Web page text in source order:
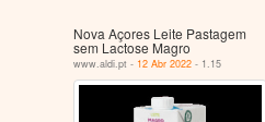
Nova Açores Leite Pastagem
sem Lactose Magro
www.aldi.pt - 12 Abr 2022 - 1.15